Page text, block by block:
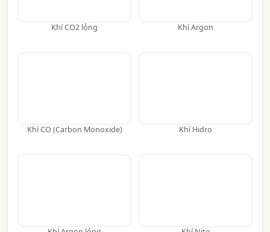
Khí CO2 lỏng Khí Argon
Khí CO (Carbon Monoxide) Khí Hidro